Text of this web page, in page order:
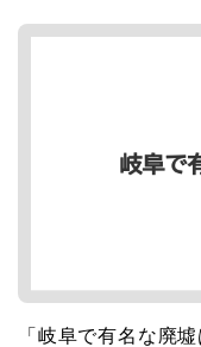
「岐阜で有名な廃